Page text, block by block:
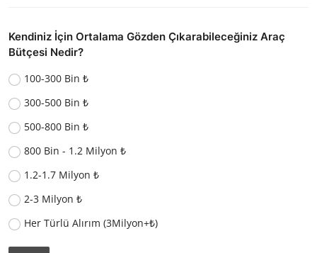
Kendiniz İçin Ortalama Gözden Çıkarabileceğiniz Araç
Bütçesi Nedir?
100-300 Bin ₺
300-500 Bin ₺
500-800 Bin ₺
800 Bin - 1.2 Milyon ₺
1.2-1.7 Milyon ₺
2-3 Milyon ₺
Her Türlü Alırım (3Milyon+₺)